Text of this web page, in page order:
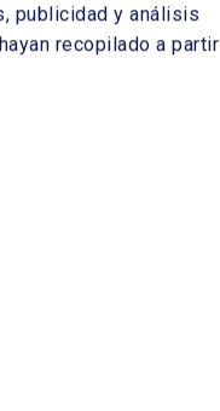
publicidad y análisis
recopilado a partir